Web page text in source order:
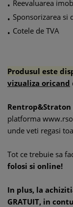
• Reevaluarea
• Sponsorizarea si
• Cotele de TVA
Produsul este
vizualiza oricand
Rentrop&Straton
platforma
unde veti regasi
Tot ce trebuie sa
folosi si online!
In plus, la
GRATUIT, in